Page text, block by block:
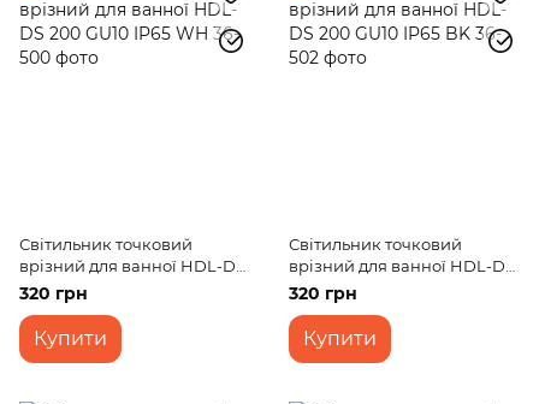
Світильник точковий
врізний для ванної HDL-DS
200 GU10 IP65 WH
320 грн
Купити
Світильник точковий
врізний для ванної HDL-DS
200 GU10 IP65 BK
320 грн
Купити